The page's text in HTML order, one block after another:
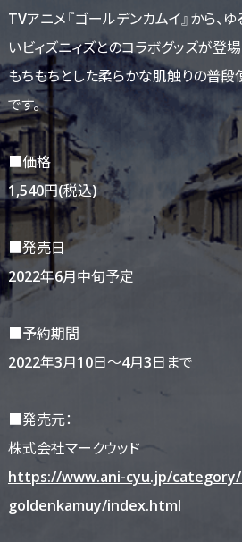
TVアニメ『ゴールデンカムイ』から、
いビィズニィズとのコラボグッズが登場
もちもちとした柔らかな肌触りの普段
です。
■価格
1,540円(税込)
■発売日
2022年6月中旬予定
■予約期間
2022年3月10日〜4月3日まで
■発売元：
株式会社マークウッド
https://www.ani-cyu.jp/
goldenkamuy/index.html